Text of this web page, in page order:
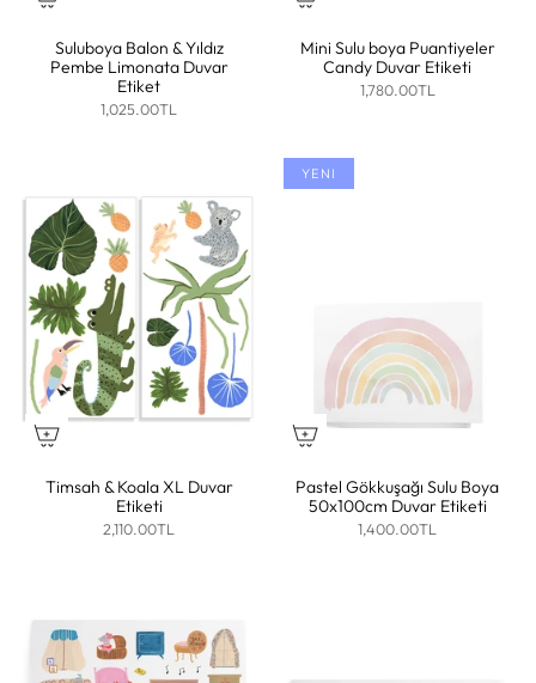
Suluboya Balon & Yıldız
Pembe Limonata Duvar
Etiket
1,025.00TL
Mini Sulu boya Puantiyeler
Candy Duvar Etiketi
1,780.00TL
Timsah & Koala XL Duvar
Etiketi
2,110.00TL
YENI
Pastel Gökkuşağı Sulu Boya
50x100cm Duvar Etiketi
1,400.00TL